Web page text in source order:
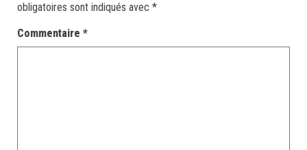
obligatoires sont indiqués avec *
Commentaire *